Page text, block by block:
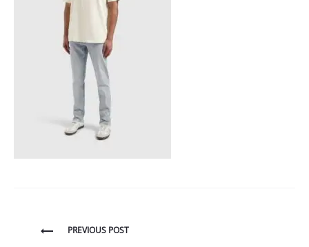
BerichtPREVIOUS POST